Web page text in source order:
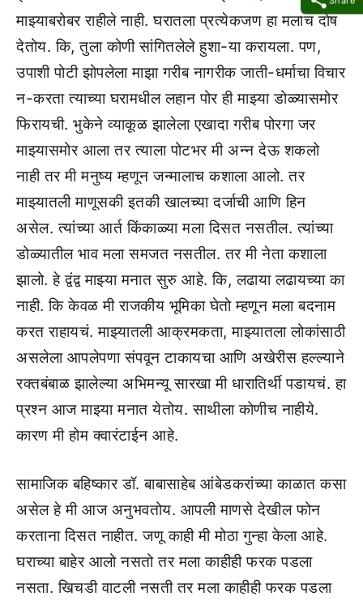
माझ्याबरोबर राहीले नाही. घरातला प्रत्येकजण हा मलाच दोष
देतोय. कि, तुला कोणी सांगितलेले हुशा-या करायला. पण,
उपाशी पोटी झोपलेला माझा गरीब नागरीक जाती-धर्माचा विचार
न-करता त्याच्या घरामधील लहान पोर ही माझ्या डोळ्यासमोर
फिरायची. भुकेने व्याकूळ झालेला एखादा गरीब पोरगा जर
माझ्यासमोर आला तर त्याला पोटभर मी अन्न देऊ शकलो
नाही तर मी मनुष्य म्हणून जन्मालाच कशाला आलो. तर
माझ्यातली माणूसकी इतकी खालच्या दर्जाची आणि हिन
असेल. त्यांच्या आर्त किंकाळ्या मला दिसत नसतील. त्यांच्या
डोळ्यातील भाव मला समजत नसतील. तर मी नेता कशाला
झालो. हे द्वंद्व माझ्या मनात सुरु आहे. कि, लढाया लढायच्या का
नाही. कि केवळ मी राजकीय भूमिका घेतो म्हणून मला बदनाम
करत राहायचं. माझ्यातली आक्रमकता, माझ्यातला लोकांसाठी
असलेला आपलेपणा संपवून टाकायचा आणि अखेरीस हल्ल्याने
रक्तबंबाळ झालेल्या अभिमन्यू सारखा मी धारातिर्थी पडायचं. हा
प्रश्न आज माझ्या मनात येतोय. साथीला कोणीच नाहीये.
कारण मी होम क्वारंटाईन आहे.
सामाजिक बहिष्कार डॉ. बाबासाहेब आंबेडकरांच्या काळात कसा
असेल हे मी आज अनुभवतोय. आपली माणसे देखील फोन
करताना दिसत नाहीत. जणू काही मी मोठा गुन्हा केला आहे.
घराच्या बाहेर आलो नसतो तर मला काहीही फरक पडला
नसता. खिचडी वाटली नसती तर मला काहीही फरक पडला